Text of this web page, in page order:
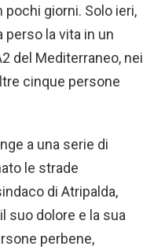
giorni. Solo ieri,
perso la vita in un
del Mediterraneo, nei
cinque persone
a una serie di
le strade
di Atripalda,
suo dolore e la sua
perbene,